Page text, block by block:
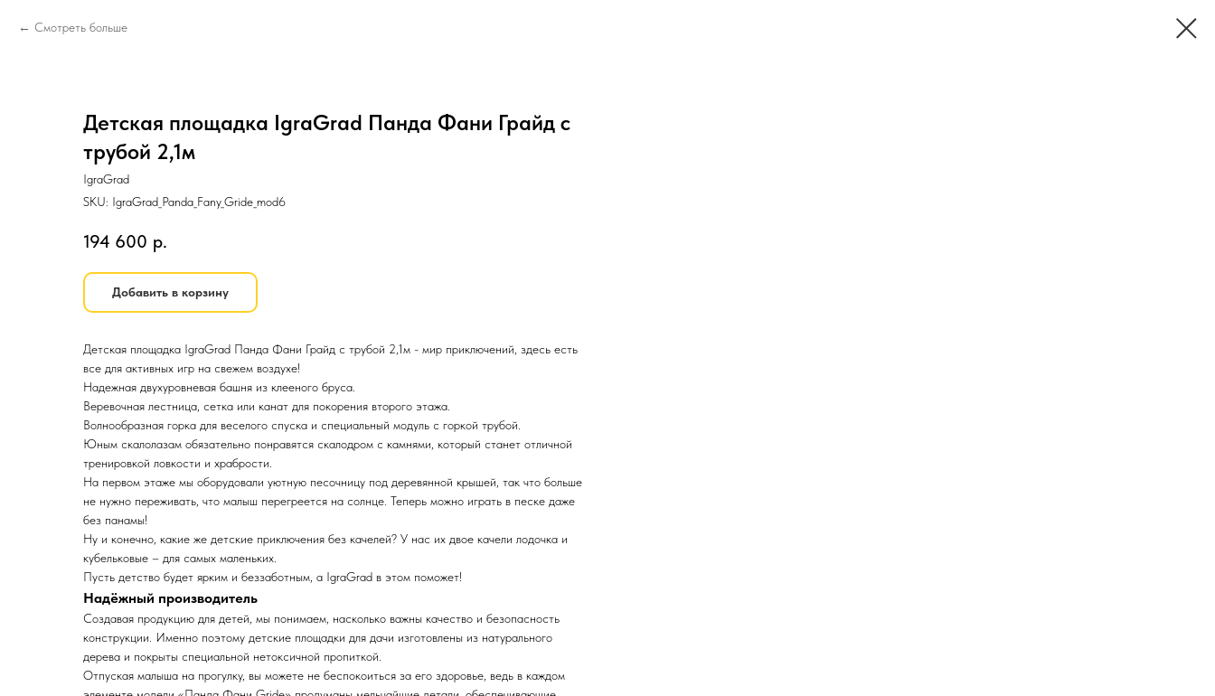
Смотреть больше
Детская площадка IgraGrad Панда Фани Грайд с
трубой 2,1м
IgraGrad
SKU: IgraGrad_Panda_Fany_Gride_mod6
194 600 р.
Добавить в корзину
Детская площадка IgraGrad Панда Фани Грайд с трубой 2,1м - мир приключений, здесь есть
все для активных игр на свежем воздухе!
Надежная двухуровневая башня из клееного бруса.
Веревочная лестница, сетка или канат для покорения второго этажа.
Волнообразная горка для веселого спуска и специальный модуль с горкой трубой.
Юным скалолазам обязательно понравятся скалодром с камнями, который станет отличной
тренировкой ловкости и храбрости.
На первом этаже мы оборудовали уютную песочницу под деревянной крышей, так что больше
не нужно переживать, что малыш перегреется на солнце. Теперь можно играть в песке даже
без панамы!
Ну и конечно, какие же детские приключения без качелей? У нас их двое качели лодочка и
кубельковые – для самых маленьких.
Пусть детство будет ярким и беззаботным, а IgraGrad в этом поможет!
Надёжный производитель
Создавая продукцию для детей, мы понимаем, насколько важны качество и безопасность
конструкции. Именно поэтому детские площадки для дачи изготовлены из натурального
дерева и покрыты специальной нетоксичной пропиткой.
Отпуская малыша на прогулку, вы можете не беспокоиться за его здоровье, ведь в каждом